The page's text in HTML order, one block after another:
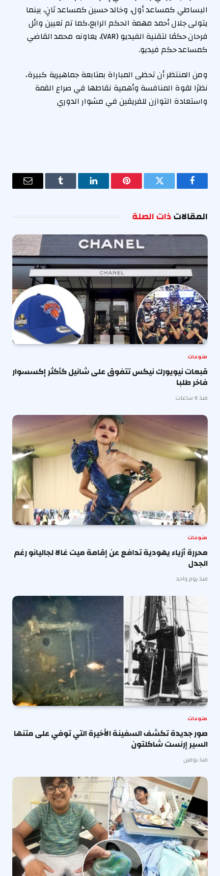
البساطي كمساعد أول، وخالد حسين كمساعد ثانٍ، بينما
يتولى جلال أحمد مهمة الحكم الرابع،كما تم تعيين وائل
فرحان حكمًا لتقنية الفيديو (VAR)، يعاونه محمد القاضي
كمساعد حكم فيديو.
ومن المنتظر أن تحظى المباراة بمتابعة جماهيرية كبيرة،
نظرًا لقوة المنافسة وأهمية نقاطها في صراع القمة
واستعادة التوازن للفريقين في مشوار الدوري
فيسبوك تويتر بينتيريستلينكدإن Tumblr
البريد
المقالاتذات الصلة
منوعات
قبعات نيويورك نيكس تتفوق على شانيل كأكثر إكسسوار
فاخر طلبا
منذ 6 ساعات
منوعات
محررة أزياء يهودية تدافع عن إقامة ميت غالا لجاليانو رغم
الجدل
منذ يوم واحد
منوعات
صور جديدة تكشف السفينة الأخيرة التي توفي على متنها
السير إرنست شاكلتون
منذ يومين